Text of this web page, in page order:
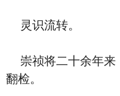
灵识流转。
崇祯将二十余年来
翻检。